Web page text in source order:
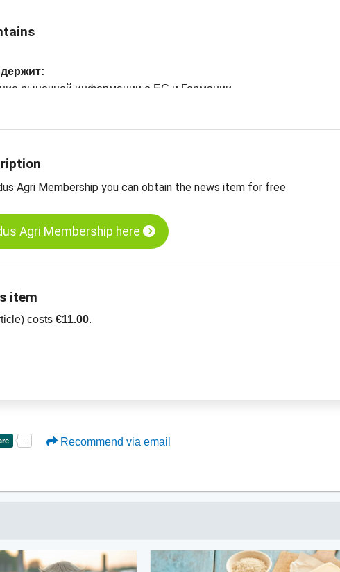
рыночной информации о ЕС и Германии
цены
цен
Agri Membership you can obtain the news item for free
Agri Membership here
item
costs€11.00.
Recommend via email